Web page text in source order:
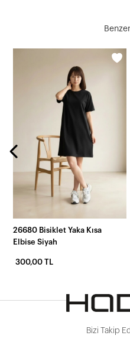
26680 Bisiklet Yaka Kısa
Elbise Siyah
300,00 TL
Bizi Takip